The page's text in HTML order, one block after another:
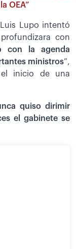
OEA”
Lupo intentó
con
con la agenda
ministros”,
inicio de una
quiso dirimir
el gabinete se